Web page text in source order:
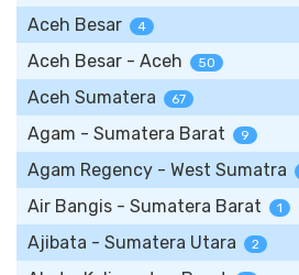
Aceh Besar 4
Aceh Besar - Aceh 50
Aceh Sumatera 67
Agam - Sumatera Barat 9
Agam Regency - West Sumatra
Air Bangis - Sumatera Barat 1
Ajibata - Sumatera Utara 2